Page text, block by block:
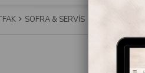
SOFRA & SERVİS